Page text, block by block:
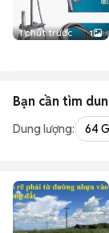
1 phút trước 1
Bạn cần tìm
Dung lượng: 64